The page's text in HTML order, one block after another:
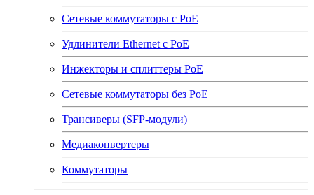
Сетевые коммутаторы с РоЕ
Удлинители Ethernet с PoE
Инжекторы и сплиттеры РоЕ
Сетевые коммутаторы без РоЕ
Трансиверы (SFP-модули)
Медиаконвертеры
Коммутаторы